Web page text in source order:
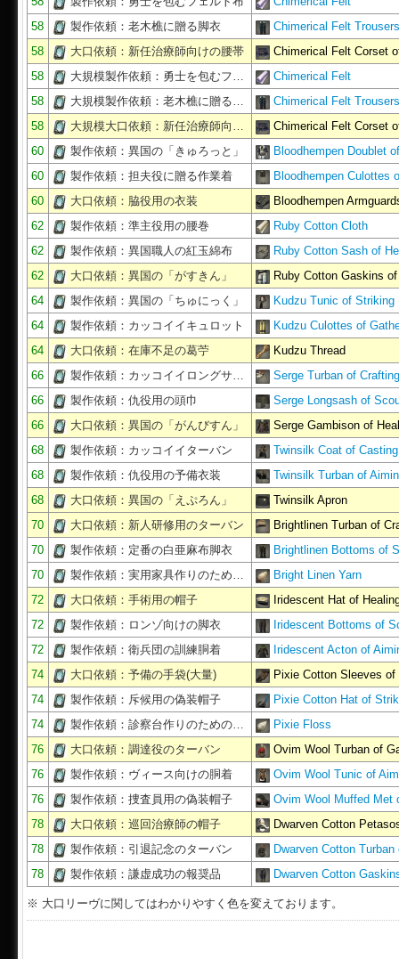
58
製作依頼：老木樵に贈る脚衣
Chimerical Felt Trousers
58
大口依頼：新任治療師向けの腰帯
Chimerical Felt Corset
58
大規模製作依頼：勇士を包むフ…
Chimerical Felt
58
大規模製作依頼：老木樵に贈る…
Chimerical Felt Trousers
58
大規模大口依頼：新任治療師向…
Chimerical Felt Corset
60
製作依頼：異国の「きゅろっと」
Bloodhempen Doublet
60
製作依頼：担夫役に贈る作業着
Bloodhempen Culottes
60
大口依頼：脇役用の衣装
Bloodhempen
62
製作依頼：準主役用の腰巻
Ruby Cotton Cloth
62
製作依頼：異国職人の紅玉綿布
Ruby Cotton Sash of
62
大口依頼：異国の「がすきん」
Ruby Cotton Gaskins
64
製作依頼：異国の「ちゅにっく」
Kudzu Tunic of Striking
64
製作依頼：カッコイイキュロット
Kudzu Culottes of
64
大口依頼：在庫不足の葛苧
Kudzu Thread
66
製作依頼：カッコイイロングサ…
Serge Turban of Crafting
66
製作依頼：仇役用の頭巾
Serge Longsash of
66
大口依頼：異国の「がんびすん」
Serge Gambison of
68
製作依頼：カッコイイターバン
Twinsilk Coat of Casting
68
製作依頼：仇役用の予備衣装
Twinsilk Turban of
68
大口依頼：異国の「えぷろん」
Twinsilk Apron
70
大口依頼：新人研修用のターバン
Brightlinen Turban of
70
製作依頼：定番の白亜麻布脚衣
Brightlinen Bottoms of
70
製作依頼：実用家具作りのため…
Bright Linen Yarn
72
大口依頼：手術用の帽子
Iridescent Hat of
72
製作依頼：ロンゾ向けの脚衣
Iridescent Bottoms of
72
製作依頼：衛兵団の訓練胴着
Iridescent Acton of
74
大口依頼：予備の手袋(大量)
Pixie Cotton Sleeves
74
製作依頼：斥候用の偽装帽子
Pixie Cotton Hat of
74
製作依頼：診察台作りのための…
Pixie Floss
76
大口依頼：調達役のターバン
Ovim Wool Turban of
76
製作依頼：ヴィース向けの胴着
Ovim Wool Tunic of
76
製作依頼：捜査員用の偽装帽子
Ovim Wool Muffed
78
大口依頼：巡回治療師の帽子
Dwarven Cotton
78
製作依頼：引退記念のターバン
Dwarven Cotton
78
製作依頼：謙虚成功の報奨品 Dwarven Cotton
※ 大口リーヴに関してはわかりやすく色を変えております。